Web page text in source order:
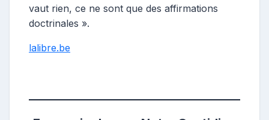
vaut rien, ce ne sont que des affirmations
doctrinales ».
lalibre.be